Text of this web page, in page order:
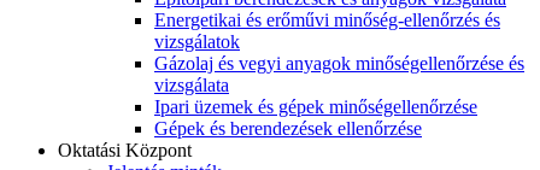
Energetikai és erőművi minőség-ellenőrzés és
vizsgálatok
Gázolaj és vegyi anyagok minőségellenőrzése és
vizsgálata
Ipari üzemek és gépek minőségellenőrzése
Gépek és berendezések ellenőrzése
Oktatási Központ